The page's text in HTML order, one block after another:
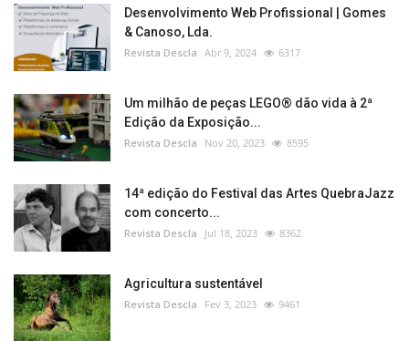
Desenvolvimento Web Profissional | Gomes
& Canoso, Lda.
Revista Descla Abr 9, 2024 6317
Um milhão de peças LEGO® dão vida à 2ª
Edição da Exposição...
Revista Descla Nov 20, 2023 8595
14ª edição do Festival das Artes QuebraJazz
com concerto...
Revista Descla Jul 18, 2023 8362
Agricultura sustentável
Revista Descla Fev 3, 2023 9461